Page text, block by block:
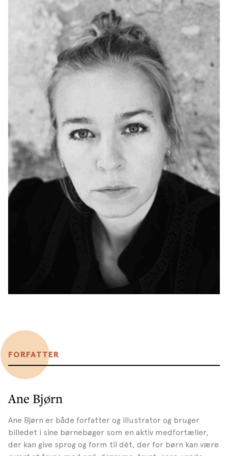
FORFATTER
Ane Bjørn
Ane Bjørn er både forfatter og illustrator og bruger
billedet i sine børnebøger som en aktiv medfortæller,
der kan give sprog og form til dét, der for børn kan være